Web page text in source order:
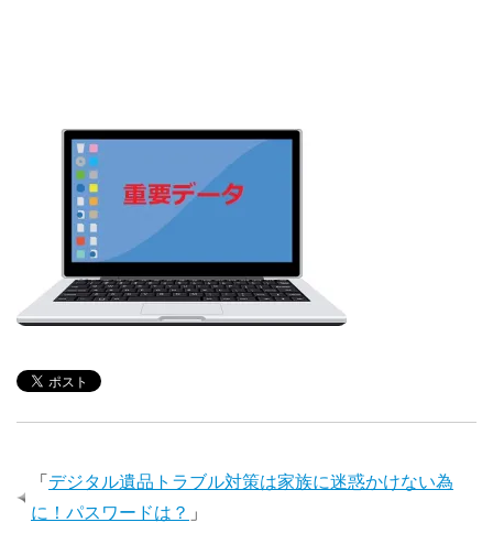
「 デジタル遺品トラブル対策は家族に迷惑かけない為
に！パスワードは？ 」